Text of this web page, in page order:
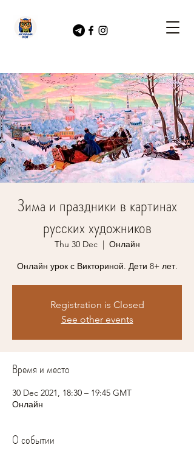
Зима и праздники в картинах
русских художников
Thu 30 Dec
  |
Онлайн
Онлайн урок с Викториной. Дети 8+ лет.
Registration is Closed
See other events
Время и место
30 Dec 2021, 18:30 – 19:45 GMT
Онлайн
О событии